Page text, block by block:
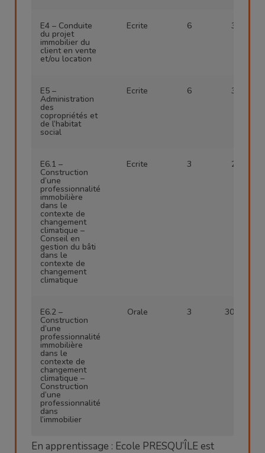
E4 – Conduite
du projet
immobilier du
client en vente
et/ou location
Ecrite 6 3 h
E5 –
Administration
des
copropriétés et
de l’habitat
social
Ecrite 6 3 h
E6.1 –
Construction
d’une
professionnalité
immobilière
dans le
contexte de
changement
climatique –
Conseil en
gestion du bâti
dans le
contexte de
changement
climatique
Ecrite 3 2 h
E6.2 –
Construction
d’une
professionnalité
immobilière
dans le
contexte de
changement
climatique –
Construction
d’une
professionnalité
dans
l’immobilier
Orale 3 30 min
En apprentissage : Ecole PRESQU’ÎLE est